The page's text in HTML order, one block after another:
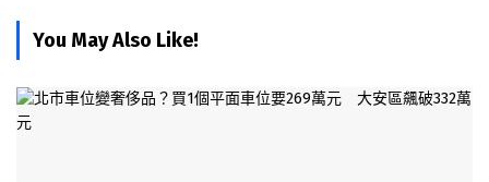
You May Also Like!